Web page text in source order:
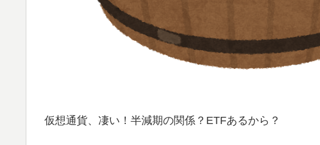
仮想通貨、凄い！半減期の関係？ETFあるから？